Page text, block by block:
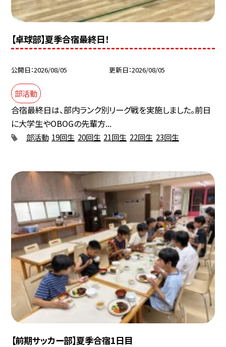
【卓球部】夏季合宿最終日！
公開日 2026/08/05 更新日 2026/08/05
部活動
合宿最終日は、部内ランク別リーグ戦を実施しました。前日
に大学生やOBOGの先輩方...
部活動 19回生 20回生 21回生 22回生 23回生
【前期サッカー部】夏季合宿1日目